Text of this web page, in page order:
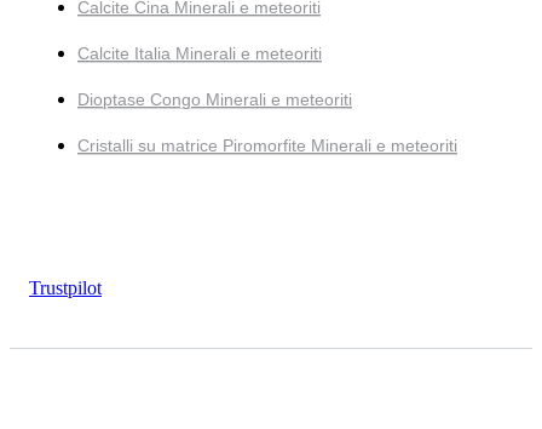
Calcite Cina Minerali e meteoriti
Calcite Italia Minerali e meteoriti
Dioptase Congo Minerali e meteoriti
Cristalli su matrice Piromorfite Minerali e meteoriti
Trustpilot